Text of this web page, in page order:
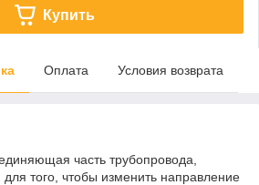
Купить
Оплата Условия возврата
часть трубопровода,
для того, чтобы изменить направление